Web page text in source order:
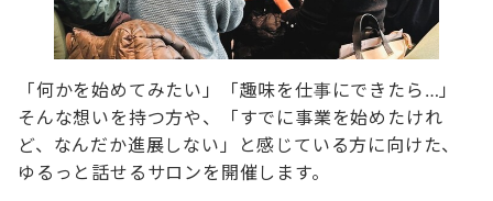
「何かを始めてみたい」「趣味を仕事にできたら…」
そんな想いを持つ方や、「すでに事業を始めたけれ
ど、なんだか進展しない」と感じている方に向けた、
ゆるっと話せるサロンを開催します。